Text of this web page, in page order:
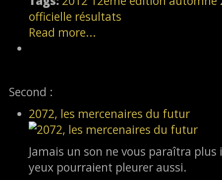
officielle résultats
Read more...
Second :
2072, les mercenaires du futur
Jamais un son ne vous paraîtra
yeux pourraient pleurer aussi.